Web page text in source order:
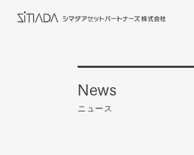
News
ニュース